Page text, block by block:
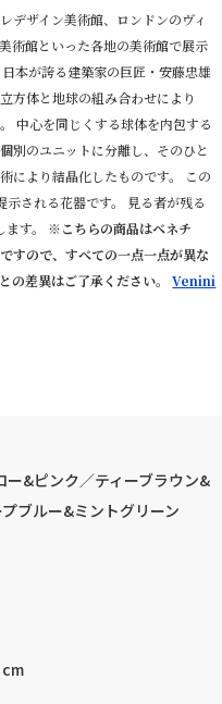
デザイン美術館、ロンドンのヴィ
術館といった各地の美術館で展示
本が誇る建築家の巨匠・安藤忠雄
方体と地球の組み合わせにより
中心を同じくする球体を内包する
別のユニットに分離し、そのひと
により結晶化したものです。 この
される花器です。 見る者が残る
す。 ※こちらの商品はベネチ
すので、すべての一点一点が異な
の差異はご了承ください。
Venini
&ピンク／ティーブラウン&
ブルー&ミントグリーン